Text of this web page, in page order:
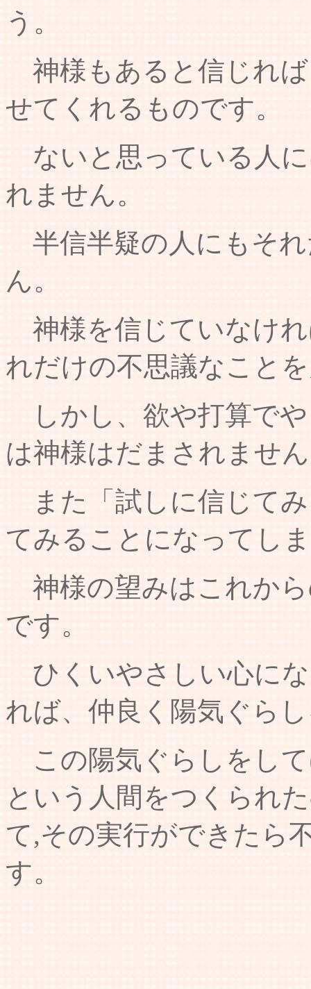
う。
神様もあると信じれ
せてくれるものです。
ないと思っている人
れません。
半信半疑の人にもそ
ん。
神様を信じていなけ
れだけの不思議なこと
しかし、欲や打算で
は神様はだまされませ
また「試しに信じて
てみることになってし
神様の望みはこれか
です。
ひくいやさしい心に
れば、仲良く陽気ぐら
この陽気ぐらしをし
という人間をつくられ
て,その実行ができたら
す。